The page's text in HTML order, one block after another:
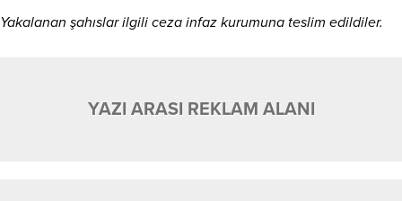
Yakalanan şahıslar ilgili ceza infaz kurumuna teslim edildiler.
YAZI ARASI REKLAM ALANI